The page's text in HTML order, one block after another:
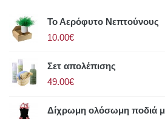
Το Αερόφυτο Νεπτούνους
10.00€
Σετ απολέπισης
49.00€
Δίχρωμη ολόσωμη ποδιά